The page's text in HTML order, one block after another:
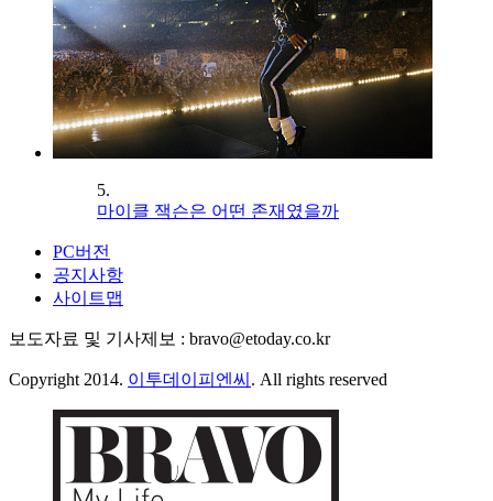
5.
마이클 잭슨은 어떤 존재였을까
PC버전
공지사항
사이트맵
보도자료 및 기사제보 : bravo@etoday.co.kr
Copyright 2014. 이투데이피엔씨 . All rights reserved